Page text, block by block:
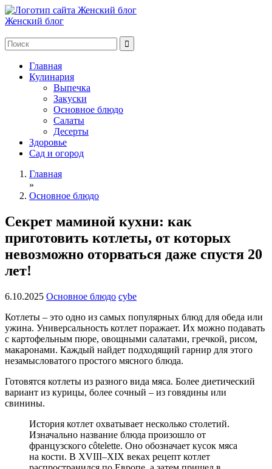
Женский блог
Главная
Кулинария
Выпечка
Закуски
Основное блюдо
Салаты
Десерты
Здоровье
Сад и огород
Главная
»
Основное блюдо
Секрет маминой кухни: как
приготовить котлеты, от которых
невозможно оторваться даже спустя 20
лет!
6.10.2025 Основное блюдо cybe
Котлеты – это одно из самых популярных блюд для обеда или
ужина. Универсальность котлет поражает. Их можно подавать
с картофельным пюре, овощными салатами, гречкой, рисом,
макаронами. Каждый найдет подходящий гарнир для этого
незамысловатого простого мясного блюда.
Готовятся котлеты из разного вида мяса. Более диетический
вариант из курицы, более сочный – из говядины или
свинины.
История котлет охватывает несколько столетий.
Изначально название блюда произошло от
французского côtelette. Оно обозначает кусок мяса
на кости. В XVIII–XIX веках рецепт котлет